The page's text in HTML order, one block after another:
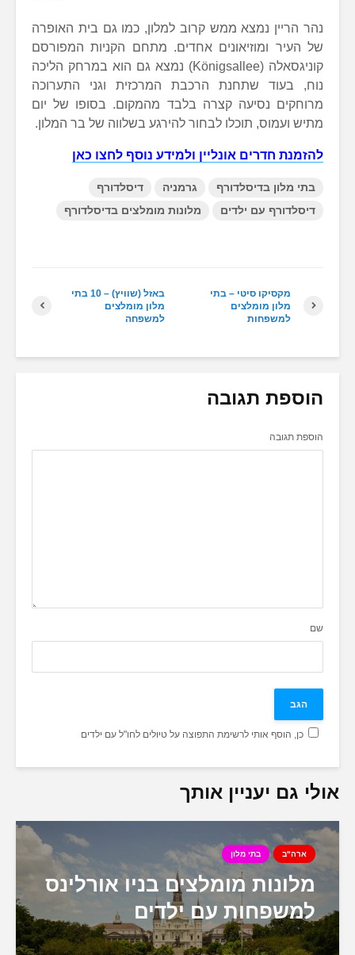
נהר הריין נמצא ממש קרוב למלון, כמו גם בית האופרה
של העיר ומוזיאונים אחדים. מתחם הקניות המפורסם
קוניגסאלה (Königsallee) נמצא גם הוא במרחק הליכה
נוח, בעוד שתחנת הרכבת המרכזית וגני התערוכה
מרוחקים נסיעה קצרה בלבד מהמקום. בסופו של יום
מתיש ועמוס, תוכלו לבחור להירגע בשלווה של בר המלון.
להזמנת חדרים אונליין ולמידע נוסף לחצו כאן
בתי מלון בדיסלדורף גרמניה
דיסלדורף
דיסלדורף עם ילדים
מלונות מומלצים בדיסלדורף
באזל (שוויץ) – 10 בתי
מלון מומלצים
למשפחה
מקסיקו סיטי – בתי
מלון מומלצים
למשפחות
הוספת תגובה
הוספת תגובה
שם
כן, הוסף אותי לרשימת התפוצה על טיולים לחו"ל עם ילדים
אולי גם יעניין אותך
ארה"ב בתי מלון
מלונות מומלצים בניו אורלינס
למשפחות עם ילדים